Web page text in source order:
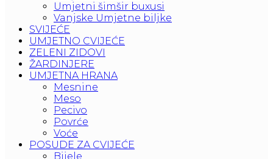
Umjetni šimšir buxusi
Vanjske Umjetne biljke
SVIJEĆE
UMJETNO CVIJEĆE
ZELENI ZIDOVI
ŽARDINJERE
UMJETNA HRANA
Mesnine
Meso
Pecivo
Povrće
Voće
POSUDE ZA CVIJEĆE
Bijele